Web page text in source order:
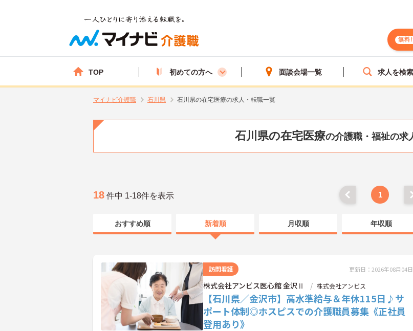
無料
TOP 初めての方へ 面談会場一覧 求人を検
マイナビ介護職 石川県 石川県の在宅医療の求人・転職一覧
石川県の在宅医療の介護職・福祉の求
18 件中 1-18件を表示 1
おすすめ順 新着順 月収順 年収順
訪問看護 更新日：2026年08月04日
株式会社アンビス医心館 金沢Ⅱ 株式会社アンビス
【石川県／金沢市】高水準給与＆年休115日♪サ
ポート体制◎ホスピスでの介護職員募集《正社員
登用あり》